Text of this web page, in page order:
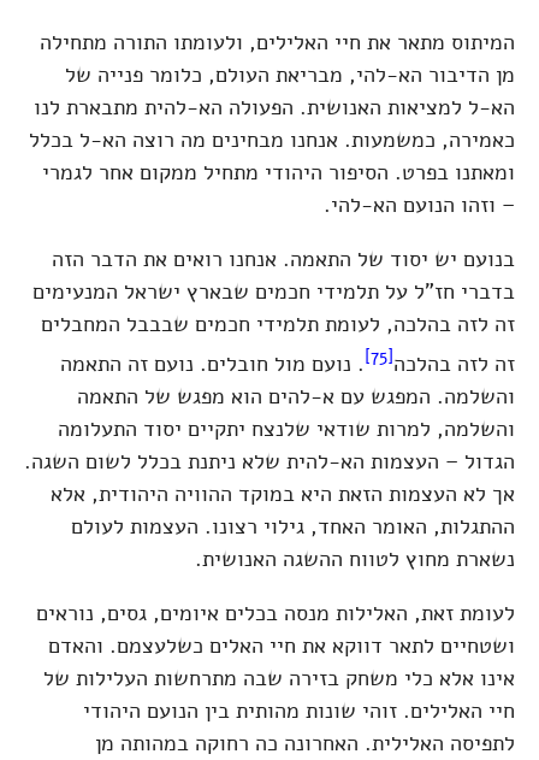
המיתוס מתאר את חיי האלילים, ולעומתו התורה מתחילה
מן הדיבור הא-להי, מבריאת העולם, כלומר פנייה של
הא-ל למציאות האנושית. הפעולה הא-להית מתבארת לנו
כאמירה, כמשמעות. אנחנו מבחינים מה רוצה הא-ל בכלל
ומאתנו בפרט. הסיפור היהודי מתחיל ממקום אחר לגמרי
– וזהו הנועם הא-להי.
בנועם יש יסוד של התאמה. אנחנו רואים את הדבר הזה
בדברי חז"ל על תלמידי חכמים שבארץ ישראל המנעימים
זה לזה בהלכה, לעומת תלמידי חכמים שבבבל המחבלים
זה לזה בהלכה[75]
. נועם מול חובלים. נועם זה התאמה
והשלמה. המפגש עם א-להים הוא מפגש של התאמה
והשלמה, למרות שודאי שלנצח יתקיים יסוד התעלומה
הגדול – העצמות הא-להית שלא ניתנת בכלל לשום השגה.
אך לא העצמות הזאת היא במוקד ההוויה היהודית, אלא
ההתגלות, האומר האחד, גילוי רצונו. העצמות לעולם
נשארת מחוץ לטווח ההשגה האנושית.
לעומת זאת, האלילות מנסה בכלים איומים, גסים, נוראים
ושטחיים לתאר דווקא את חיי האלים כשלעצמם. והאדם
אינו אלא כלי משחק בזירה שבה מתרחשות העלילות של
חיי האלילים. זוהי שונות מהותית בין הנועם היהודי
לתפיסה האלילית. האחרונה כה רחוקה במהותה מן